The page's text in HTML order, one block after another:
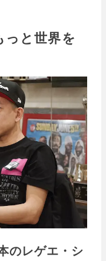
っと世界を
のレゲエ・シ